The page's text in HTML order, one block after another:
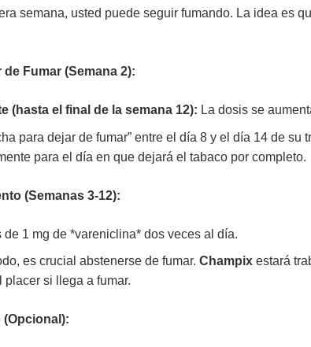
semana, usted puede seguir fumando. La idea es
Fumar (Semana 2):
(hasta el final de la semana 12): La dosis se
para dejar de fumar” entre el día 8 y el día 14 de
para el día en que dejará el tabaco por completo.
(Semanas 3-12):
de 1 mg de *vareniclina* dos veces al día.
es crucial abstenerse de fumar. Champixestará
placer si llega a fumar.
(Opcional):